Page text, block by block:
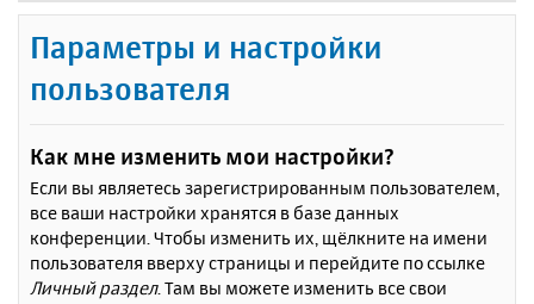
Параметры и настройки
пользователя
Как мне изменить мои настройки?
Если вы являетесь зарегистрированным пользователем,
все ваши настройки хранятся в базе данных
конференции. Чтобы изменить их, щёлкните на имени
пользователя вверху страницы и перейдите по ссылке
Личный раздел. Там вы можете изменить все свои